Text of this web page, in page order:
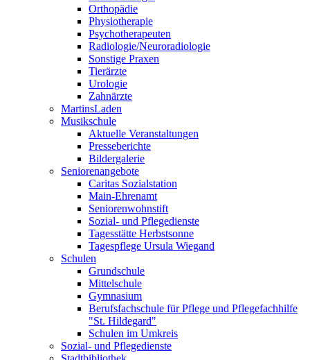
Orthopädie
Physiotherapie
Psychotherapeuten
Radiologie/Neuroradiologie
Sonstige Praxen
Tierärzte
Urologie
Zahnärzte
MartinsLaden
Musikschule
Aktuelle Veranstaltungen
Presseberichte
Bildergalerie
Seniorenangebote
Caritas Sozialstation
Main-Ehrenamt
Seniorenwohnstift
Sozial- und Pflegedienste
Tagesstätte Herbstsonne
Tagespflege Ursula Wiegand
Schulen
Grundschule
Mittelschule
Gymnasium
Berufsfachschule für Pflege und Pflegefachhilfe
"St. Hildegard"
Schulen im Umkreis
Sozial- und Pflegedienste